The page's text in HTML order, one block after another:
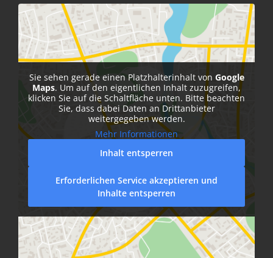
Sie sehen gerade einen Platzhalterinhalt von Google
Maps. Um auf den eigentlichen Inhalt zuzugreifen,
klicken Sie auf die Schaltfläche unten. Bitte beachten
Sie, dass dabei Daten an Drittanbieter
weitergegeben werden.
Mehr Informationen
Inhalt entsperren
Erforderlichen Service akzeptieren und
Inhalte entsperren